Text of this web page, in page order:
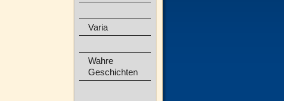
Varia
Wahre
Geschichten